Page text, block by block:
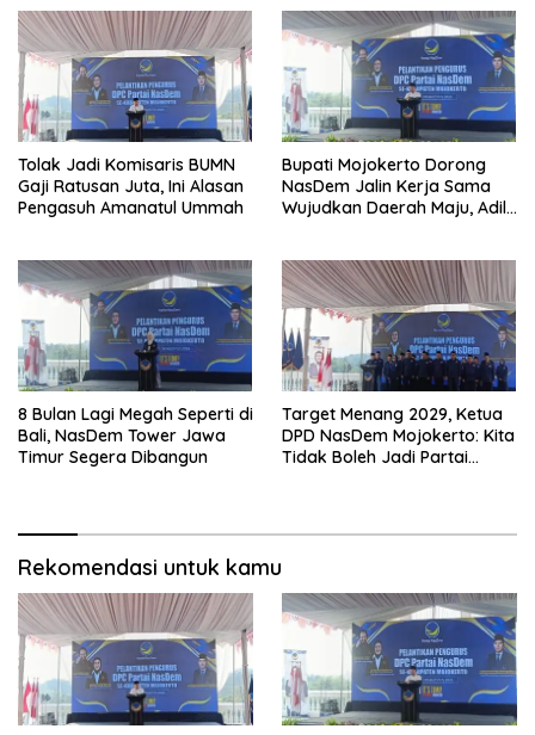
Tolak Jadi Komisaris BUMN
Gaji Ratusan Juta, Ini Alasan
Pengasuh Amanatul Ummah
Bupati Mojokerto Dorong
NasDem Jalin Kerja Sama
Wujudkan Daerah Maju, Adil,
8 Bulan Lagi Megah Seperti di
Bali, NasDem Tower Jawa
Timur Segera Dibangun
Target Menang 2029, Ketua
DPD NasDem Mojokerto: Kita
Tidak Boleh Jadi Partai
Rekomendasi untuk kamu